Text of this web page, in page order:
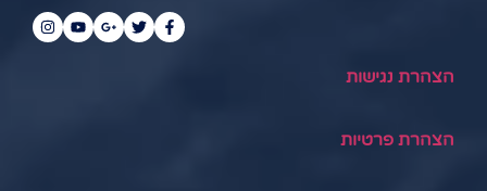
הצהרת נגישות
הצהרת פרטיות